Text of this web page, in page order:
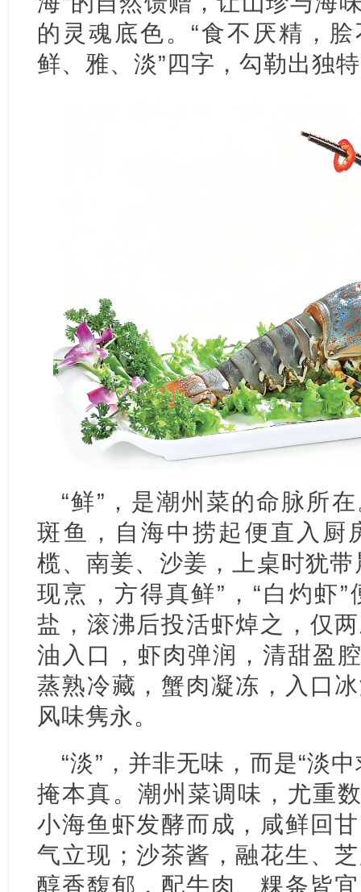
的灵魂底色。“食不厌精，
鲜、雅、淡”四字，勾勒出独
“鲜”，是潮州菜的命脉所
斑鱼，自海中捞起便直入厨
榄、南姜、沙姜，上桌时犹
现烹，方得真鲜”，“白灼虾
盐，滚沸后投活虾焯之，仅
油入口，虾肉弹润，清甜盈
蒸熟冷藏，蟹肉凝冻，入口
风味隽永。
“淡”，并非无味，而是“淡
掩本真。潮州菜调味，尤重
小海鱼虾发酵而成，咸鲜回
气立现；沙茶酱，融花生、
醇香馥郁，配牛肉、粿条皆